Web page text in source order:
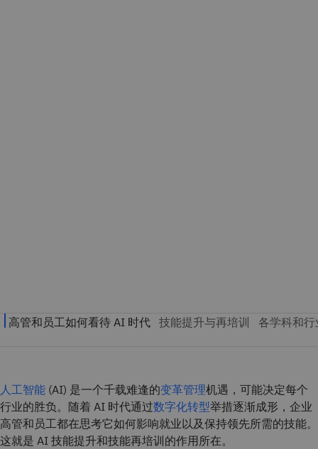
人工智能 (AI) 是一个千载难逢的变革管理机遇，可能决定每个
行业的胜负。随着 AI 时代通过数字化转型举措逐渐成形，企业
高管和员工都在思考它如何影响就业以及保持领先所需的技能。
这就是 AI 技能提升和技能再培训的作用所在。